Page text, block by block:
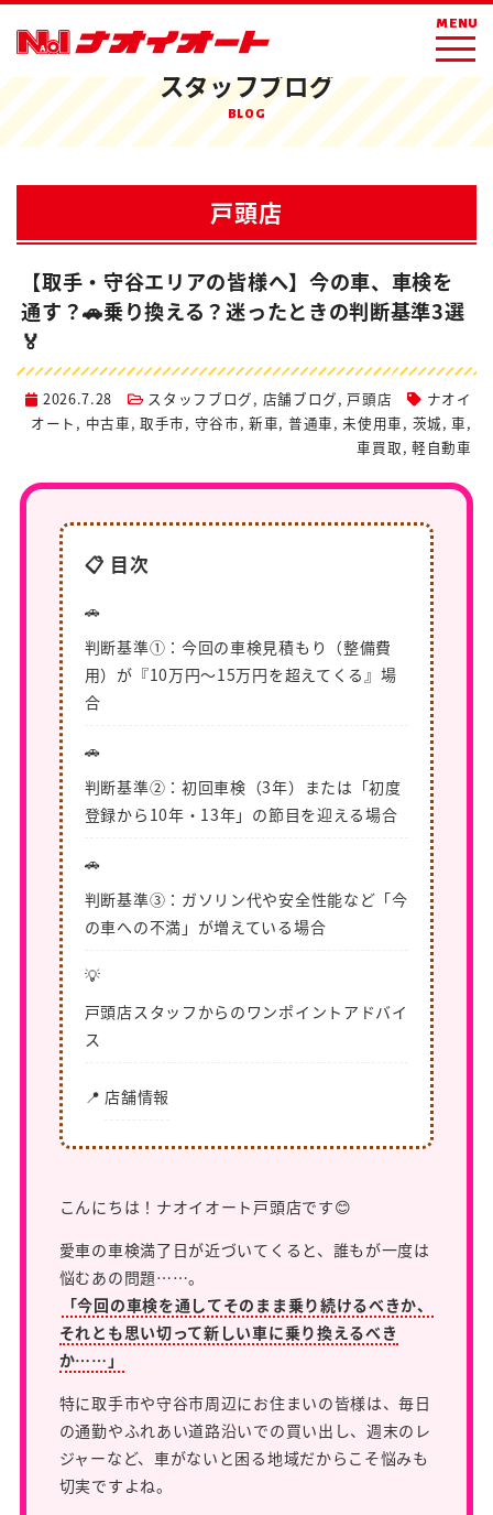
MENU
スタッフブログ
BLOG
戸頭店
【取手・守谷エリアの皆様へ】今の車、車検を
通す？🚗乗り換える？迷ったときの判断基準3選
🏅
2026.7.28 スタッフブログ, 店舗ブログ, 戸頭店
ナオイ
オート , 中古車,取手市, 守谷市,新車, 普通車,未使用車, 茨城,車,
車買取, 軽自動車
📋 目次
🚗
判断基準①：今回の車検見積もり（整備費
用）が『10万円〜15万円を超えてくる』場
合
🚗
判断基準②：初回車検（3年）または「初度
登録から10年・13年」の節目を迎える場合
🚗
判断基準③：ガソリン代や安全性能など「今
の車への不満」が増えている場合
💡
戸頭店スタッフからのワンポイントアドバイ
ス
📍 店舗情報
こんにちは！ナオイオート戸頭店です😊
愛車の車検満了日が近づいてくると、誰もが一度は
悩むあの問題……。
「今回の車検を通してそのまま乗り続けるべきか、
それとも思い切って新しい車に乗り換えるべき
か……」
特に取手市や守谷市周辺にお住まいの皆様は、毎日
の通勤やふれあい道路沿いでの買い出し、週末のレ
ジャーなど、車がないと困る地域だからこそ悩みも
切実ですよね。